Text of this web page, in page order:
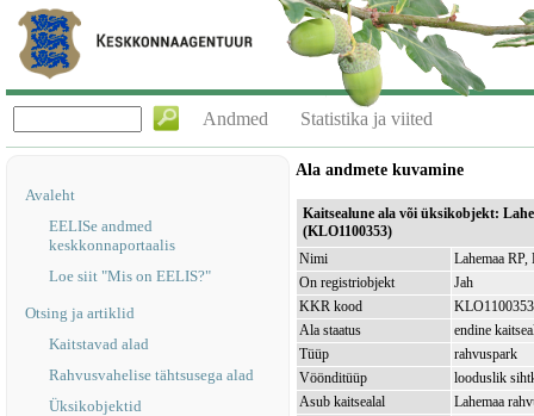
Andmed Statistika ja viited
Avaleht
EELISe andmed
keskkonnaportaalis
Loe siit "Mis on EELIS?"
Otsing ja artiklid
Kaitstavad alad
Rahvusvahelise tähtsusega alad
Üksikobjektid
Ala andmete kuvamine
Kaitsealune ala või üksikobjekt:
(KLO1100353)
Nimi
Lahemaa RP,
On registriobjekt
Jah
KKR kood
KLO1100353
Ala staatus
endine
Tüüp
rahvuspark
Vöönditüüp
looduslik
Asub kaitsealal
Lahemaa